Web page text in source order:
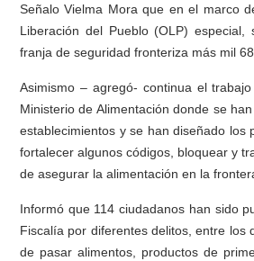
Señalo Vielma Mora que en el marco
Liberación del Pueblo (OLP)
franja de seguridad fronteriza más mil
Asimismo – agregó- continua el
Ministerio de Alimentación donde se
establecimientos y se han diseñado los
fortalecer algunos códigos, bloquear y
de asegurar la alimentación en la
Informó que 114 ciudadanos han sido
Fiscalía por diferentes delitos, entre los
de pasar alimentos, productos de